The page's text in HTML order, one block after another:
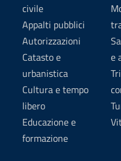
civile
Appalti pubblici
Autorizzazioni
Catasto e
urbanistica
Cultura e tempo
libero
Educazione e
formazione
e